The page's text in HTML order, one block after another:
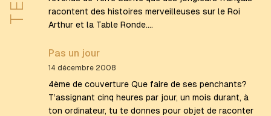
racontent des histoires merveilleuses sur le Roi
Arthur et la Table Ronde.…
Pas un jour
14 décembre 2008
4ème de couverture Que faire de ses penchants?
T’assignant cinq heures par jour, un mois durant, à
ton ordinateur, tu te donnes pour objet de raconter